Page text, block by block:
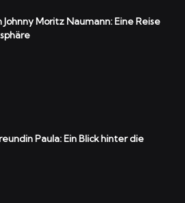
Johnny Moritz Naumann: Eine Reise
Paula: Ein Blick hinter die